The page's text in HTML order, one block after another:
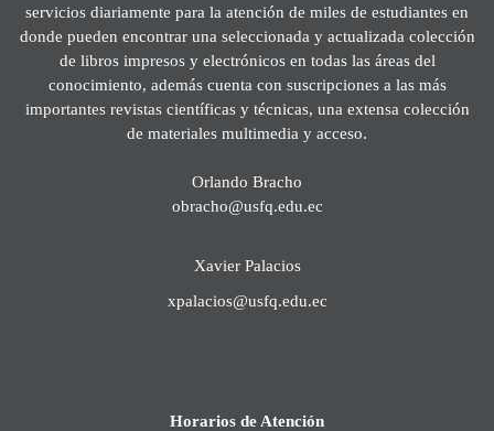
servicios diariamente para la atención de miles de estudiantes en
donde pueden encontrar una seleccionada y actualizada colección
de libros impresos y electrónicos en todas las áreas del
conocimiento, además cuenta con suscripciones a las más
importantes revistas científicas y técnicas, una extensa colección
de materiales multimedia y acceso.
Orlando Bracho
obracho@usfq.edu.ec
Xavier Palacios
xpalacios@usfq.edu.ec
Horarios de Atención